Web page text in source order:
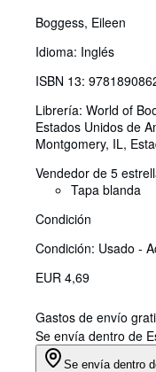
Boggess, Eileen
Idioma: Inglés
ISBN 13:
Librería: World of
Estados Unidos de
Montgomery, IL,
Vendedor de 5
Tapa blanda
Condición
Condición: Usado -
EUR 4,69
Gastos de envío
Se envía dentro de
Se envía dentro